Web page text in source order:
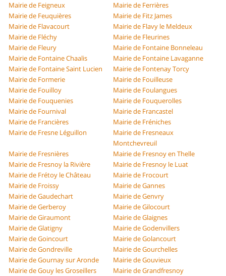
Mairie de Feigneux
Mairie de Ferrières
Mairie de Feuquières
Mairie de Fitz James
Mairie de Flavacourt
Mairie de Flavy le Meldeux
Mairie de Fléchy
Mairie de Fleurines
Mairie de Fleury
Mairie de Fontaine Bonneleau
Mairie de Fontaine Chaalis
Mairie de Fontaine Lavaganne
Mairie de Fontaine Saint Lucien
Mairie de Fontenay Torcy
Mairie de Formerie
Mairie de Fouilleuse
Mairie de Fouilloy
Mairie de Foulangues
Mairie de Fouquenies
Mairie de Fouquerolles
Mairie de Fournival
Mairie de Francastel
Mairie de Francières
Mairie de Fréniches
Mairie de Fresne Léguillon
Mairie de Fresneaux
Montchevreuil
Mairie de Fresnières
Mairie de Fresnoy en Thelle
Mairie de Fresnoy la Rivière
Mairie de Fresnoy le Luat
Mairie de Frétoy le Château
Mairie de Frocourt
Mairie de Froissy
Mairie de Gannes
Mairie de Gaudechart
Mairie de Genvry
Mairie de Gerberoy
Mairie de Gilocourt
Mairie de Giraumont
Mairie de Glaignes
Mairie de Glatigny
Mairie de Godenvillers
Mairie de Goincourt
Mairie de Golancourt
Mairie de Gondreville
Mairie de Gourchelles
Mairie de Gournay sur Aronde
Mairie de Gouvieux
Mairie de Gouy les Groseillers
Mairie de Grandfresnoy